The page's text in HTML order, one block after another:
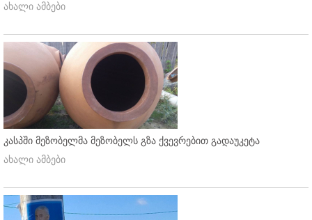
ახალი ამბები
კასპში მეზობელმა მეზობელს გზა ქვევრებით გადაუკეტა
ახალი ამბები